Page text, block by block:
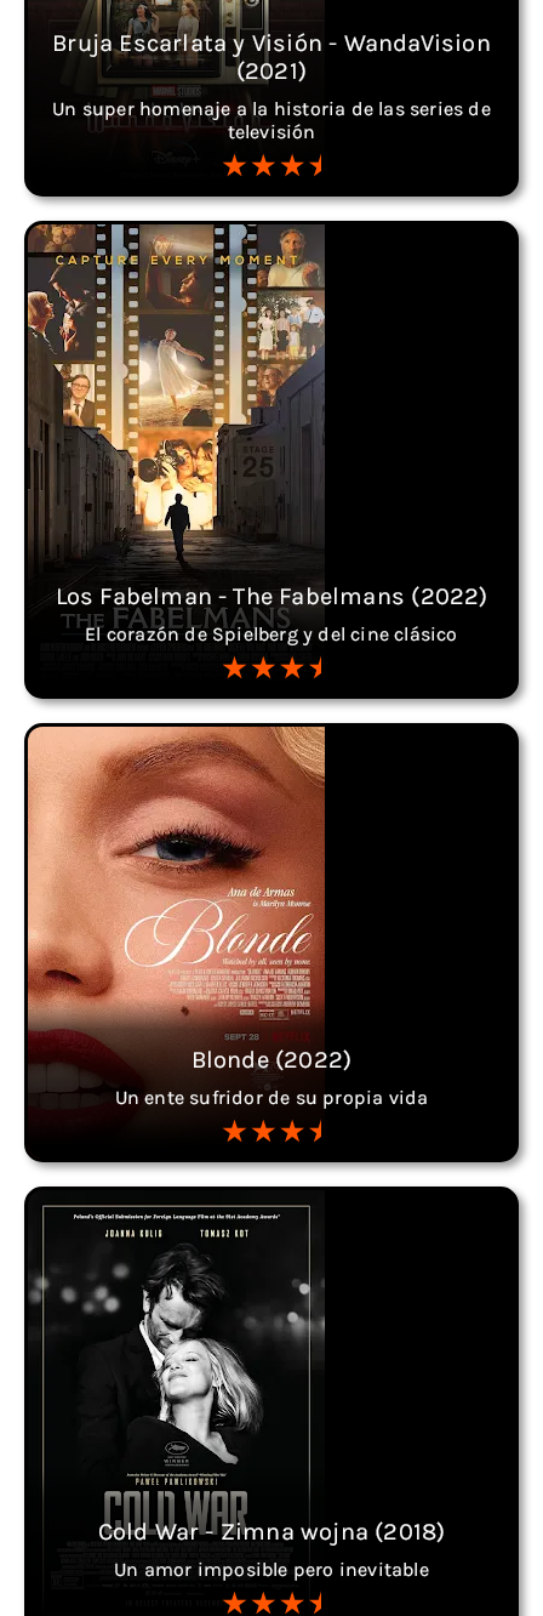
Bruja Escarlata y Visión - WandaVision
(2021)
Un super homenaje a la historia de las series de
televisión
Los Fabelman - The Fabelmans (2022)
El corazón de Spielberg y del cine clásico
Blonde (2022)
Un ente sufridor de su propia vida
Cold War - Zimna wojna (2018)
Un amor imposible pero inevitable